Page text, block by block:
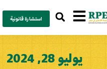
استشارة قانونية
يوليو 28, 2024